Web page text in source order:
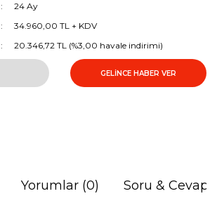
24 Ay
34.960,00 TL + KDV
20.346,72 TL (%3,00 havale indirimi)
GELİNCE HABER VER
Yorumlar (0) Soru & Cevap